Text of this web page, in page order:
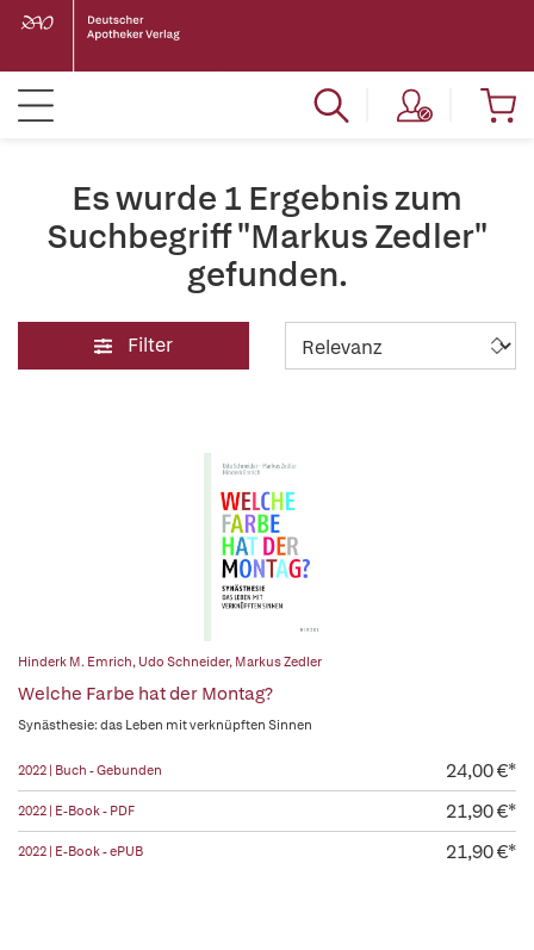
Es wurde 1 Ergebnis zum
Suchbegriff "Markus Zedler"
gefunden.
Filter
Hinderk M. Emrich, Udo Schneider, Markus Zedler
Welche Farbe hat der Montag?
Synästhesie: das Leben mit verknüpften Sinnen
2022 | Buch - Gebunden 24,00 €*
2022 | E-Book - PDF 21,90 €*
2022 | E-Book - ePUB 21,90 €*